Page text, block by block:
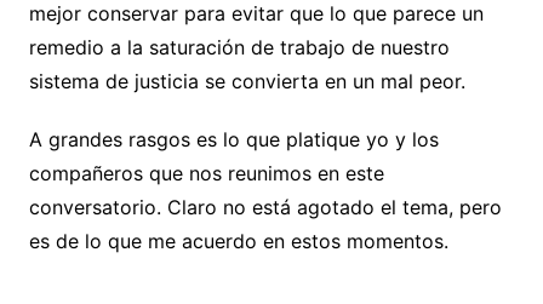
mejor conservar para evitar que lo que parece un
remedio a la saturación de trabajo de nuestro
sistema de justicia se convierta en un mal peor.
A grandes rasgos es lo que platique yo y los
compañeros que nos reunimos en este
conversatorio. Claro no está agotado el tema, pero
es de lo que me acuerdo en estos momentos.